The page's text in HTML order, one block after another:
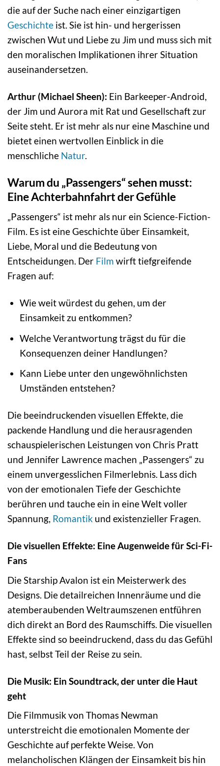
die auf der Suche nach einer einzigartigen
Geschichte ist. Sie ist hin- und hergerissen
zwischen Wut und Liebe zu Jim und muss sich mit
den moralischen Implikationen ihrer Situation
auseinandersetzen.
Arthur (Michael Sheen): Ein Barkeeper-Android,
der Jim und Aurora mit Rat und Gesellschaft zur
Seite steht. Er ist mehr als nur eine Maschine und
bietet einen wertvollen Einblick in die
menschliche Natur.
Warum du „Passengers“ sehen musst:
Eine Achterbahnfahrt der Gefühle
„Passengers“ ist mehr als nur ein Science-Fiction-
Film. Es ist eine Geschichte über Einsamkeit,
Liebe, Moral und die Bedeutung von
Entscheidungen. Der Film wirft tiefgreifende
Fragen auf:
Wie weit würdest du gehen, um der
Einsamkeit zu entkommen?
Welche Verantwortung trägst du für die
Konsequenzen deiner Handlungen?
Kann Liebe unter den ungewöhnlichsten
Umständen entstehen?
Die beeindruckenden visuellen Effekte, die
packende Handlung und die herausragenden
schauspielerischen Leistungen von Chris Pratt
und Jennifer Lawrence machen „Passengers“ zu
einem unvergesslichen Filmerlebnis. Lass dich
von der emotionalen Tiefe der Geschichte
berühren und tauche ein in eine Welt voller
Spannung, Romantik und existenzieller Fragen.
Die visuellen Effekte: Eine Augenweide für Sci-Fi-
Fans
Die Starship Avalon ist ein Meisterwerk des
Designs. Die detailreichen Innenräume und die
atemberaubenden Weltraumszenen entführen
dich direkt an Bord des Raumschiffs. Die visuellen
Effekte sind so beeindruckend, dass du das Gefühl
hast, selbst Teil der Reise zu sein.
Die Musik: Ein Soundtrack, der unter die Haut
geht
Die Filmmusik von Thomas Newman
unterstreicht die emotionalen Momente der
Geschichte auf perfekte Weise. Von
melancholischen Klängen der Einsamkeit bis hin